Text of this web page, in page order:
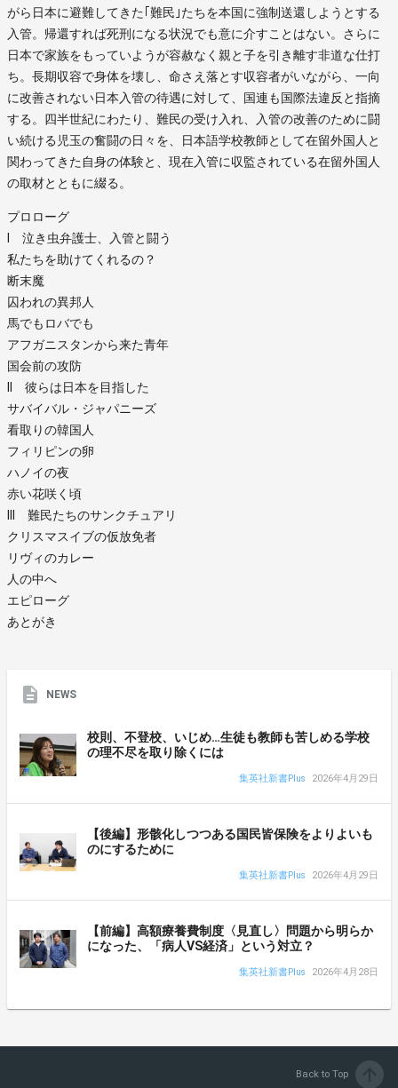
がら日本に避難してきた｢難民｣たちを本国に強制送還しようとする
入管。帰還すれば死刑になる状況でも意に介すことはない。さらに
日本で家族をもっていようが容赦なく親と子を引き離す非道な仕打
ち。長期収容で身体を壊し、命さえ落とす収容者がいながら、一向
に改善されない日本入管の待遇に対して、国連も国際法違反と指摘
する。四半世紀にわたり、難民の受け入れ、入管の改善のために闘
い続ける児玉の奮闘の日々を、日本語学校教師として在留外国人と
関わってきた自身の体験と、現在入管に収監されている在留外国人
の取材とともに綴る。
プロローグ
I 泣き虫弁護士、入管と闘う
私たちを助けてくれるの？
断末魔
囚われの異邦人
馬でもロバでも
アフガニスタンから来た青年
国会前の攻防
II 彼らは日本を目指した
サバイバル・ジャパニーズ
看取りの韓国人
フィリピンの卵
ハノイの夜
赤い花咲く頃
III 難民たちのサンクチュアリ
クリスマスイブの仮放免者
リヴィのカレー
人の中へ
エピローグ
あとがき
NEWS
校則、不登校、いじめ…生徒も教師も苦しめる学校
の理不尽を取り除くには
集英社新書Plus 2026年4月29日
【後編】形骸化しつつある国民皆保険をよりよいも
のにするために
集英社新書Plus 2026年4月29日
【前編】高額療養費制度〈見直し〉問題から明らか
になった、「病人VS経済」という対立？
集英社新書Plus 2026年4月28日
Back to Top